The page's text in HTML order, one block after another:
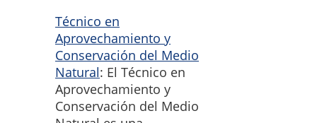
Técnico en
Aprovechamiento y
Conservación del Medio
Natural: El Técnico en
Aprovechamiento y
Conservación del Medio